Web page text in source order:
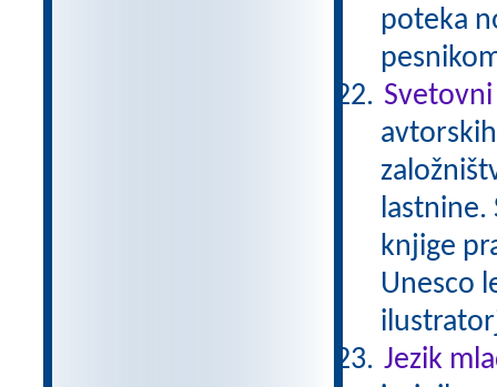
poteka
lastnine.
knjige
Unesco
Jezik